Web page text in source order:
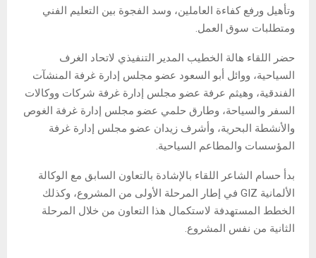
وتأهيل ورفع كفاءة العاملين، وسد الفجوة بين التعليم الفني
ومتطلبات سوق العمل.
حضر اللقاء هالة الخطيب المدير التنفيذي لاتحاد الغرف
السياحية، ووائل أبو السعود عضو مجلس إدارة غرفة المنشآت
الفندقية، وهيثم عرفة عضو مجلس إدارة غرفة شركات ووكالات
السفر والسياحة، وطارق حلمي عضو مجلس إدارة غرفة الغوص
والأنشطة البحرية، وأشرف زيدان عضو مجلس إدارة غرفة
المؤسسات والمطاعم السياحية.
بدأ حسام الشاعر اللقاء بالإشادة بالتعاون السابق مع الوكالة
الألمانية GIZ في إطار المرحلة الأولى من المشروع، وكذلك
الخطط المستهدفة لاستكمال هذا التعاون من خلال المرحلة
الثانية من نفس المشروع.